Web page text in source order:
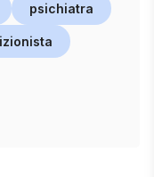
psichiatra